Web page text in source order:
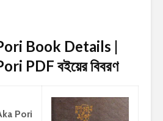
Book Details |
PDF বইয়ের বিবরণ
Pori